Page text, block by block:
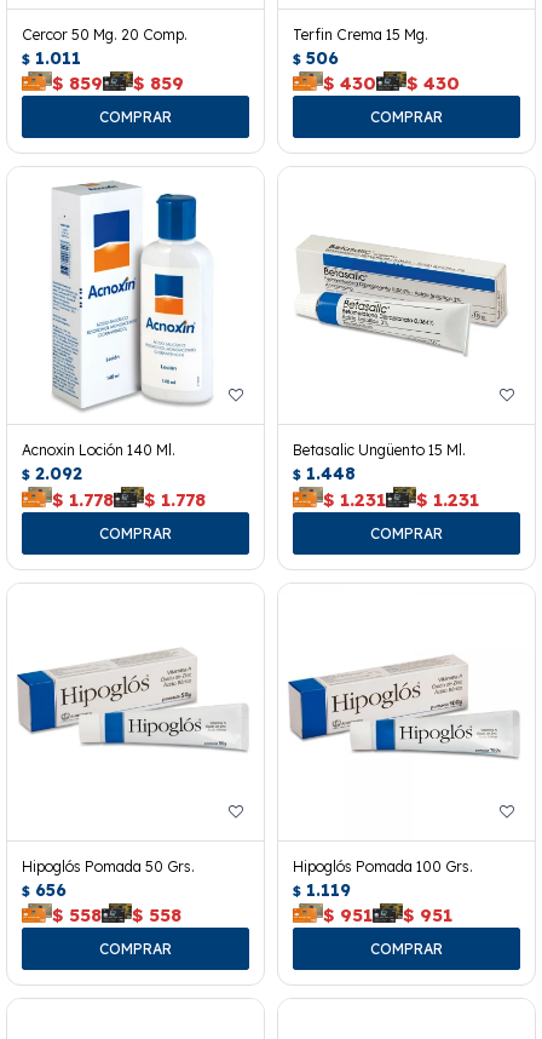
Cercor 50 Mg. 20 Comp.
$ 1.011
$ 859 $ 859
Terfin Crema 15 Mg.
$ 506
$ 430 $ 430
Acnoxin Loción 140 Ml.
$ 2.092
$ 1.778 $ 1.778
Betasalic Ungüento 15 Ml.
$ 1.448
$ 1.231 $ 1.231
Hipoglós Pomada 50 Grs.
$ 656
$ 558 $ 558
Hipoglós Pomada 100 Grs.
$ 1.119
$ 951 $ 951